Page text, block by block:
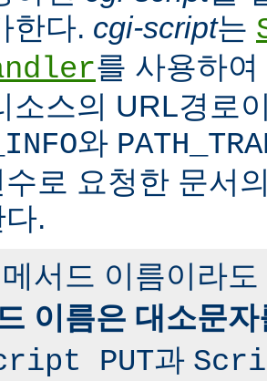
한다. cgi-script는
를 사용하
소스의 URL경로
와
로 요청한 문서
.
서드 이름이라
이름은 대소문
PUT과